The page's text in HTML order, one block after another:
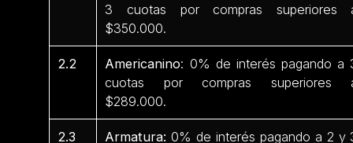
3 cuotas por compras superiores
$350.000.
2.2 Americanino: 0% de interés pagando a
cuotas por compras superiores
$289.000.
2.3 Armatura: 0% de interés pagando a 2 y